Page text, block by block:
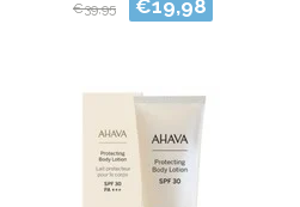
€39,95 €19,98